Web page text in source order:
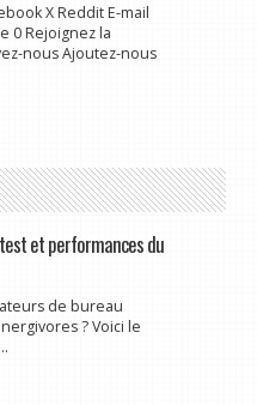
X Reddit E-mail
0 Rejoignez la
nous Ajoutez-nous
test et performances du
de bureau
? Voici le